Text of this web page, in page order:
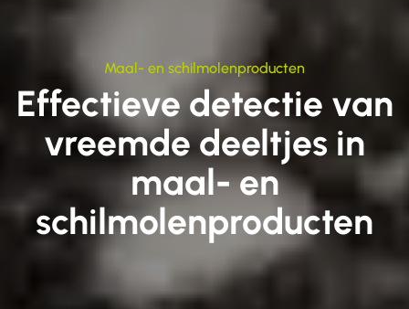
Maal- en schilmolenproducten
Effectieve detectie van
vreemde deeltjes in
maal- en
schilmolenproducten